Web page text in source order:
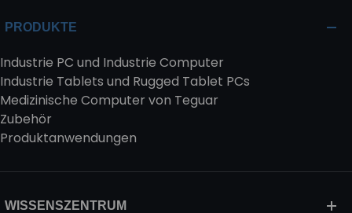
PRODUKTE
Industrie PC und Industrie Computer
Industrie Tablets und Rugged Tablet PCs
Medizinische Computer von Teguar
Zubehör
Produktanwendungen
WISSENSZENTRUM